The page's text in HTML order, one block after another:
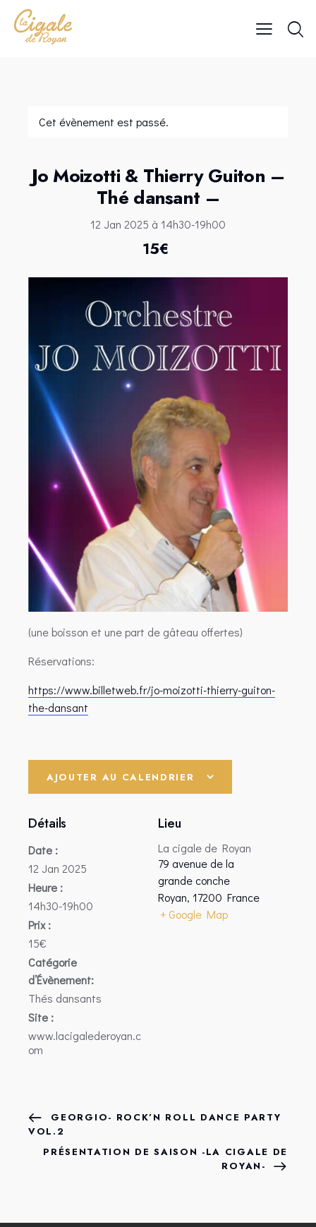
Cet évènement est passé.
Jo Moizotti & Thierry Guiton –
Thé dansant –
12 Jan 2025 à 14h30-19h00
15€
(une boisson et une part de gâteau offertes)
Réservations:
https://www.billetweb.fr/jo-moizotti-thierry-guiton-
the-dansant
AJOUTER AU CALENDRIER
Détails
Date :
12 Jan 2025
Heure :
14h30-19h00
Prix :
15€
Catégorie
d’Évènement:
Thés dansants
Site :
www.lacigalederoyan.c
om
Lieu
La cigale de Royan
79 avenue de la
grande conche
Royan, 17200 France
+ Google Map
GEORGIO- ROCK’N ROLL DANCE PARTY
VOL.2
PRÉSENTATION DE SAISON -LA CIGALE DE
ROYAN-